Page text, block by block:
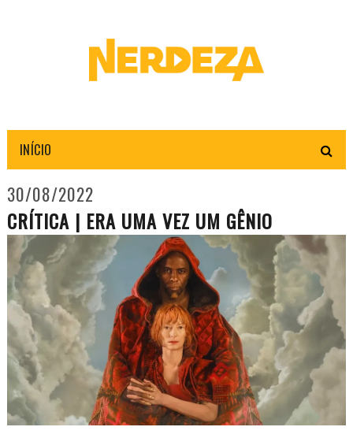
INÍCIO
30/08/2022
CRÍTICA | ERA UMA VEZ UM GÊNIO